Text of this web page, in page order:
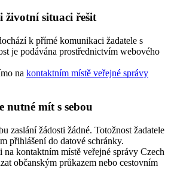
životní situaci řešit
k přímé komunikaci žadatele s
je podávána prostřednictvím webového
na kontaktním místě veřejné správy
nutné mít s sebou
zaslání žádosti žádné. Totožnost žadatele
přihlášení do datové schránky.
na kontaktním místě veřejné správy Czech
občanským průkazem nebo cestovním